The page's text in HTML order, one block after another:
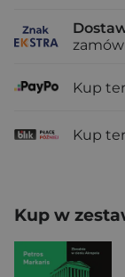
Kup
Kup
Kup w